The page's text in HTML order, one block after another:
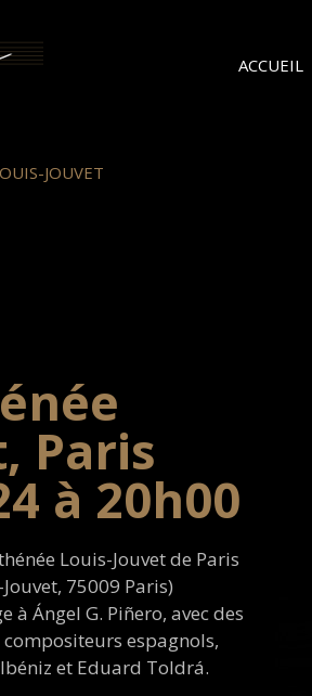
ACCUEIL
JOUVET
Paris
à 20h00
Louis-Jouvet de Paris
75009 Paris)
Ángel G. Piñero, avec des
espagnols,
et Eduard Toldrá.